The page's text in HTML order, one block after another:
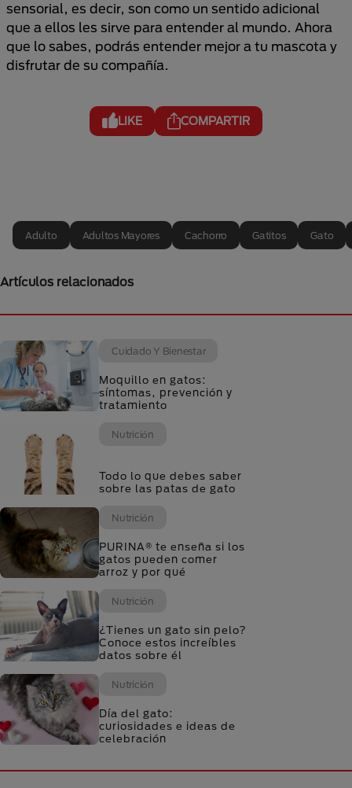
sensorial, es decir, son como un sentido adicional
que a ellos les sirve para entender al mundo. Ahora
que lo sabes, podrás entender mejor a tu mascota y
disfrutar de su compañía.
LIKE COMPARTIR
Adulto Adultos Mayores Cachorro Gatitos Gato
Artículos relacionados
Cuidado Y Bienestar
Moquillo en gatos:
síntomas, prevención y
tratamiento
Nutrición
Todo lo que debes saber
sobre las patas de gato
Nutrición
PURINA® te enseña si los
gatos pueden comer
arroz y por qué
Nutrición
¿Tienes un gato sin pelo?
Conoce estos increíbles
datos sobre él
Nutrición
Día del gato:
curiosidades e ideas de
celebración